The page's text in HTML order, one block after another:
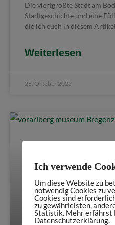
Die viertgrößte Stadt am
Stadtgeschichte und eine
die ich euch in diesem
Weiterlesen
28. Oktober 2025
Ich verwende
Um diese Website zu
notwendig Cookies zu
Cookies sind
zu gewährleisten,
Statistik. Mehr erfährst
Datenschutzerklärung.